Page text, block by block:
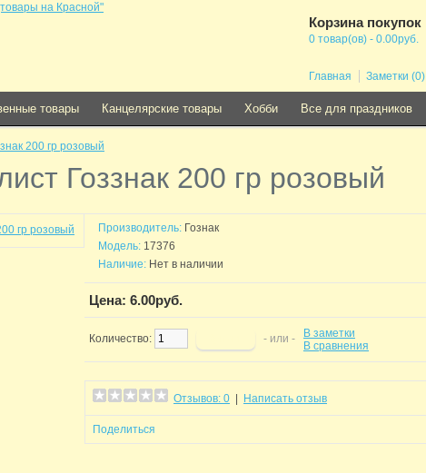
Корзина покупок
0 товар(ов) - 0.00руб.
Главная Заметки (0)
товары Канцелярские товары Хобби Все для праздников
200 гр розовый
Гоззнак 200 гр розовый
Производитель: Гознак
Модель: 17376
Наличие: Нет в наличии
Цена: 6.00руб.
Количество: - или -
В заметки
В сравнения
Отзывов: 0 Написать отзыв
Поделиться